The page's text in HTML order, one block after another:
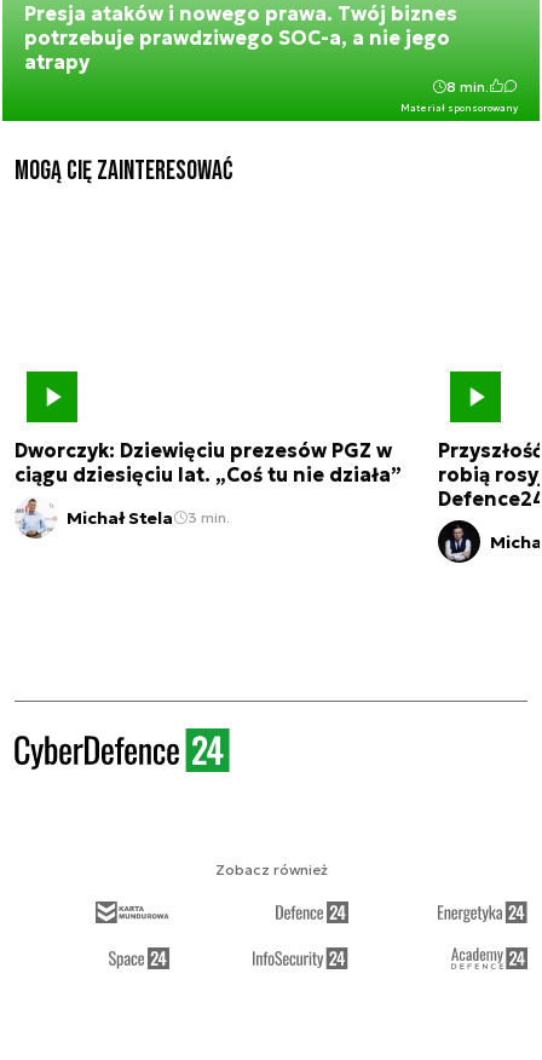
Presja ataków i nowego prawa. Twój biznes
potrzebuje prawdziwego SOC-a, a nie jego
atrapy
Materiał sponsorowany
8 min.
Mogą Cię zainteresować
Dworczyk: Dziewięciu prezesów PGZ w
ciągu dziesięciu lat. „Coś tu nie działa”
Michał Stela 3 min.
robią
Zobacz również